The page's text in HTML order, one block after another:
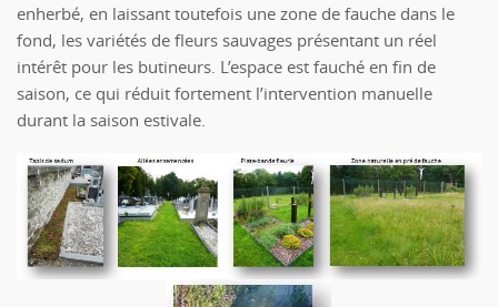
enherbé, en laissant toutefois une zone de fauche dans le
fond, les variétés de fleurs sauvages présentant un réel
intérêt pour les butineurs. L’espace est fauché en fin de
saison, ce qui réduit fortement l’intervention manuelle
durant la saison estivale.